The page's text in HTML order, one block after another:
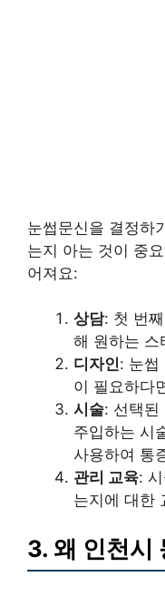
눈썹문신을 결정하
는지 아는 것이 중
어져요:
상담: 첫 번
해 원하는 스
디자인: 눈썹
이 필요하다
시술: 선택된
주입하는 시
사용하여 통
관리 교육:
는지에 대한
3. 왜 인천시